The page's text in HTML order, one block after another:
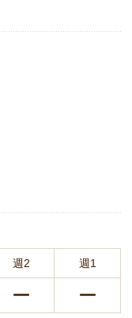
週2 週1
ー ー